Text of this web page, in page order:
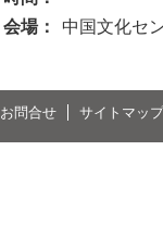
会場：
中国文化セ
お問合せ サイトマップ